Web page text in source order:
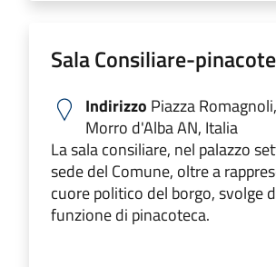
Sala Consiliare-
Indirizzo Piazza
Morro d'Alba AN, Italia
La sala consiliare, nel palazzo
sede del Comune, oltre a
cuore politico del borgo, svolge
funzione di pinacoteca.